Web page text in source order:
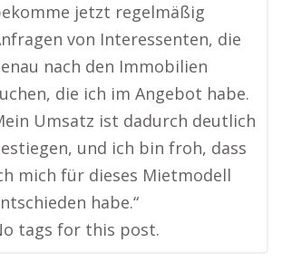
jetzt regelmäßig
von Interessenten, die
nach den Immobilien
die ich im Angebot habe.
Umsatz ist dadurch deutlich
und ich bin froh, dass
mich für dieses Mietmodell
habe.“
tags for this post.